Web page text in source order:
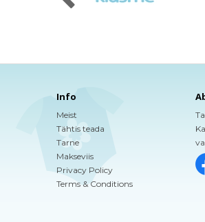
Info
Meist
Tähtis teada
Tarne
Makseviis
Privacy Policy
Terms & Conditions